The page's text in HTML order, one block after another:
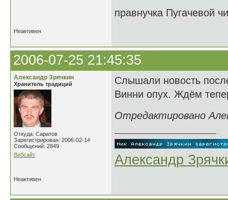
правнучка Пугачевой
Неактивен
2006-07-25 21:45:35
Александр Зрячкин
Хранитель традиций
Откуда: Саратов
Зарегистрирован: 2006-02-14
Сообщений: 2849
Вебсайт
Слышали новость
Винни опух. Ждём
Отредактировано
Александр
Неактивен